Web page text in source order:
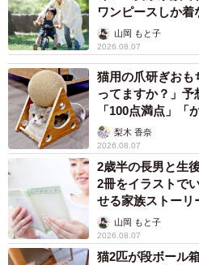
ワンピースしか
へんが…
山岡 もと子
2026.08.07
猫用の爪研ぎお
ってますか？」
「100点満点」「
梨木 香奈
2026.08.07
2歳半の長男と生
2冊をイラストで
せる家族ストーリ
山岡 もと子
2026.08.07
猫2匹が段ボール